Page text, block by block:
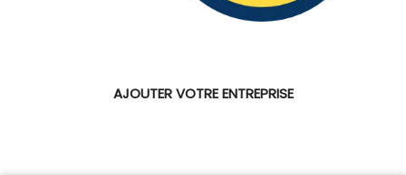
AJOUTER VOTRE ENTREPRISE